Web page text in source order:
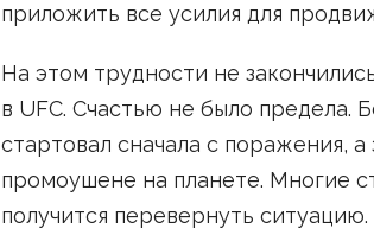
приложить все усилия для
На этом трудности не
в UFC. Счастью не было предела.
стартовал сначала с поражения,
промоушене на планете. Многие
получится перевернуть